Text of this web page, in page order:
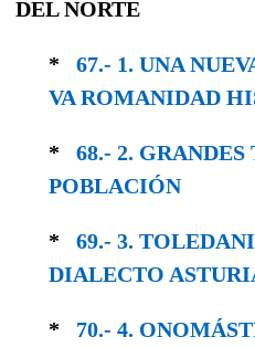
DEL NORTE
* 67.- 1. UNA
VA ROMANIDAD
* 68.- 2.
POBLACIÓN
* 69.- 3.
DIALEC­TO
* 70.- 4.